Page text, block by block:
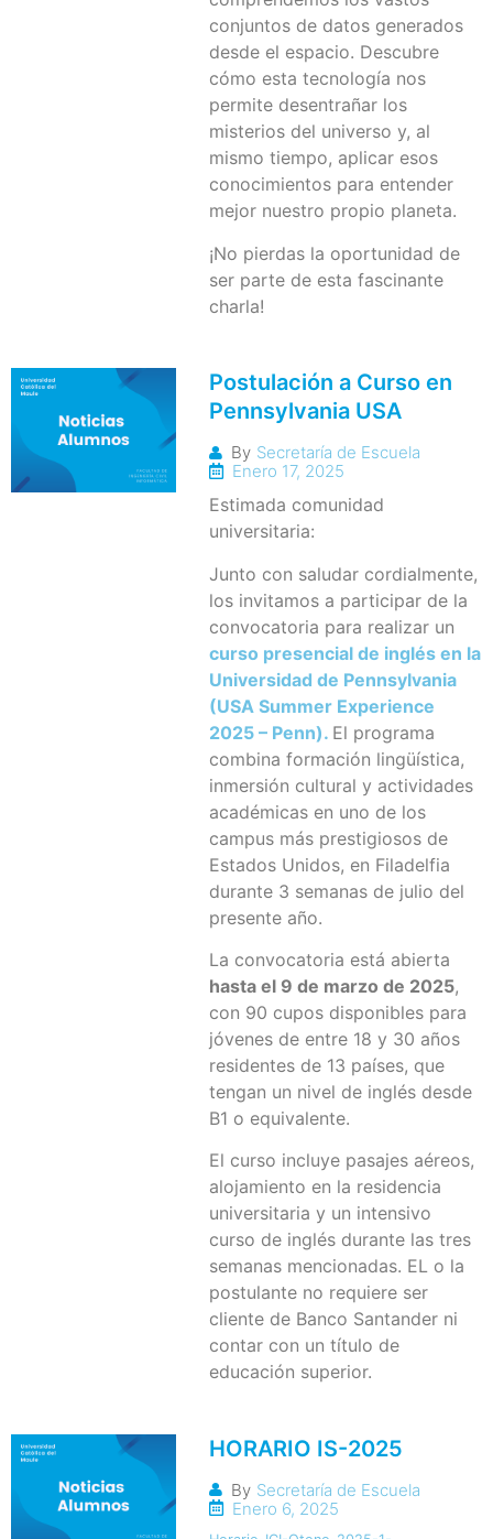
conjuntos de datos generados
desde el espacio. Descubre
cómo esta tecnología nos
permite desentrañar los
misterios del universo y, al
mismo tiempo, aplicar esos
conocimientos para entender
mejor nuestro propio planeta.
¡No pierdas la oportunidad de
ser parte de esta fascinante
charla!
Postulación a Curso en
Pennsylvania USA
By Secretaría de Escuela
Enero 17, 2025
Estimada comunidad
universitaria:
Junto con saludar cordialmente,
los invitamos a participar de la
convocatoria para realizar un
curso presencial de inglés en la
Universidad de Pennsylvania
(USA Summer Experience
2025 – Penn). El programa
combina formación lingüística,
inmersión cultural y actividades
académicas en uno de los
campus más prestigiosos de
Estados Unidos, en Filadelfia
durante 3 semanas de julio del
presente año.
La convocatoria está abierta
hasta el 9 de marzo de 2025,
con 90 cupos disponibles para
jóvenes de entre 18 y 30 años
residentes de 13 países, que
tengan un nivel de inglés desde
B1 o equivalente.
El curso incluye pasajes aéreos,
alojamiento en la residencia
universitaria y un intensivo
curso de inglés durante las tres
semanas mencionadas. EL o la
postulante no requiere ser
cliente de Banco Santander ni
contar con un título de
educación superior.
HORARIO IS-2025
By Secretaría de Escuela
Enero 6, 2025